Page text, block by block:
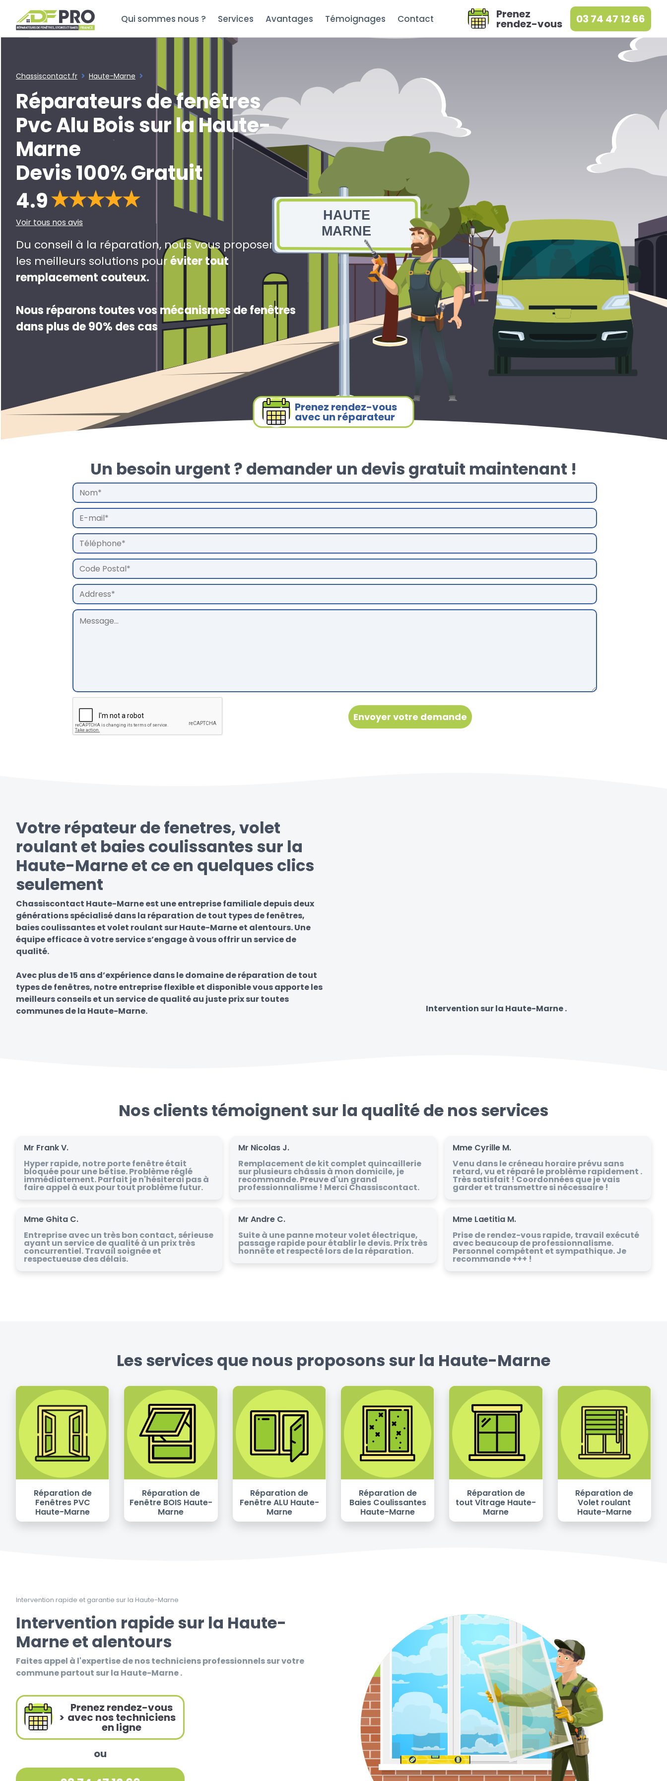
Qui sommes nous ? Services Avantages Témoignages Contact Prenez
rendez-vous 03 74 47 12 66
Chassiscontact.fr Haute-Marne
Réparateurs de fenêtres
Pvc Alu Bois sur la Haute-
Marne
Devis 100% Gratuit
4.9
Voir tous nos avis
Du conseil à la réparation, nous vous proposerons
les meilleurs solutions pouréviter tout
remplacement couteux.
Nous réparons toutes vos mécanismes de fenêtres
dans plus de 90% des cas
HAUTE
MARNE
Prenez rendez-vous
avec un réparateur
Un besoin urgent ? demander un devis gratuit maintenant !
Votre répateur de fenetres, volet
roulant et baies coulissantes sur la
Haute-Marne et ce en quelques clics
seulement
Chassiscontact Haute-Marne est une entreprise familiale depuis deux
générations spécialisé dans la réparation de tout types de fenêtres,
baies coulissantes et volet roulant sur Haute-Marne et alentours. Une
équipe efficace à votre service s’engage à vous offrir un service de
qualité.
Avec plus de 15 ans d’expérience dans le domaine de réparation de tout
types de fenêtres, notre entreprise flexible et disponible vous apporte les
meilleurs conseils et un service de qualité au juste prix sur toutes
communes de la Haute-Marne.
Intervention sur la Haute-Marne .
Nos clients témoignent sur la qualité de nos services
Mr Frank V.
Hyper rapide, notre porte fenêtre était
bloquée pour une bêtise. Problème réglé
immédiatement. Parfait je n'hésiterai pas à
faire appel à eux pour tout problème futur.
Mr Nicolas J.
Remplacement de kit complet quincaillerie
sur plusieurs châssis à mon domicile, je
recommande. Preuve d'un grand
professionnalisme ! Merci Chassiscontact.
Mme Cyrille M.
Venu dans le créneau horaire prévu sans
retard, vu et réparé le problème rapidement .
Très satisfait ! Coordonnées que je vais
garder et transmettre si nécessaire !
Mme Ghita C.
Entreprise avec un très bon contact, sérieuse
ayant un service de qualité à un prix très
concurrentiel. Travail soignée et
respectueuse des délais.
Mr Andre C.
Suite à une panne moteur volet électrique,
passage rapide pour établir le devis. Prix très
honnête et respecté lors de la réparation.
Mme Laetitia M.
Prise de rendez-vous rapide, travail exécuté
avec beaucoup de professionnalisme.
Personnel compétent et sympathique. Je
recommande +++ !
Les services que nous proposons sur la Haute-Marne
Réparation de
Fenêtres PVC
Haute-Marne
Réparation de
Fenêtre BOIS Haute-
Marne
Réparation de
Fenêtre ALU Haute-
Marne
Réparation de
Baies Coulissantes
Haute-Marne
Réparation de
tout Vitrage Haute-
Marne
Réparation de
Volet roulant
Haute-Marne
Intervention rapide et garantie sur la Haute-Marne
Intervention rapide sur la Haute-
Marne et alentours
Faites appel à l'expertise de nos techniciens professionnels sur votre
commune partout sur la Haute-Marne .
>
Prenez rendez-vous
avec nos techniciens
en ligne
ou